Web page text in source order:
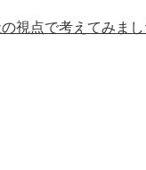
視点で考えてみまし